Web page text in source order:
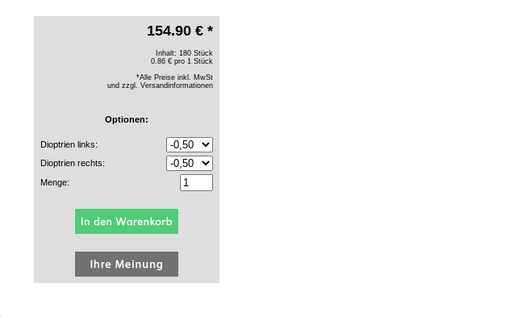
154.90 € *
Inhalt: 180 Stück
0.86 € pro 1 Stück
*Alle Preise inkl. MwSt
und zzgl. Versandinformationen
Optionen:
Dioptrien links:
Dioptrien rechts:
Menge: